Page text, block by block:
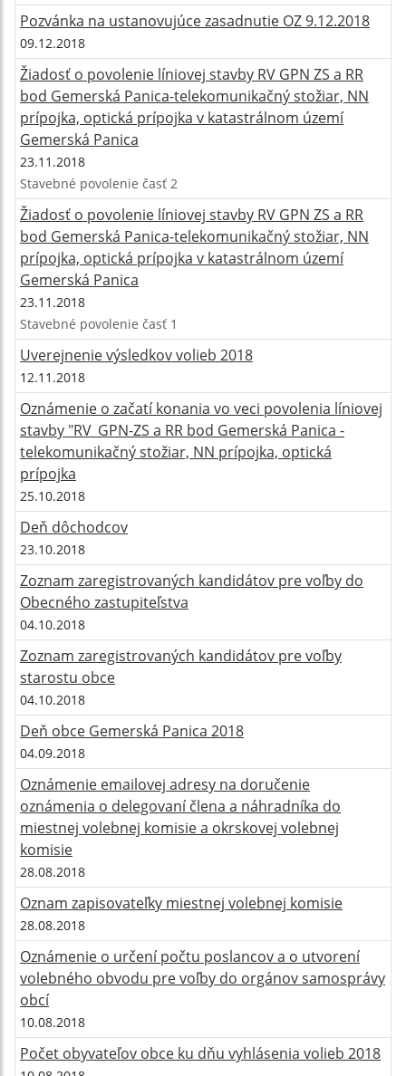
Pozvánka na ustanovujúce zasadnutie OZ 9.12.2018
09.12.2018
Žiadosť o povolenie líniovej stavby RV GPN ZS a RR
bod Gemerská Panica-telekomunikačný stožiar, NN
prípojka, optická prípojka v katastrálnom území
Gemerská Panica
23.11.2018
Stavebné povolenie časť 2
Žiadosť o povolenie líniovej stavby RV GPN ZS a RR
bod Gemerská Panica-telekomunikačný stožiar, NN
prípojka, optická prípojka v katastrálnom území
Gemerská Panica
23.11.2018
Stavebné povolenie časť 1
Uverejnenie výsledkov volieb 2018
12.11.2018
Oznámenie o začatí konania vo veci povolenia líniovej
stavby "RV_GPN-ZS a RR bod Gemerská Panica -
telekomunikačný stožiar, NN prípojka, optická
prípojka
25.10.2018
Deň dôchodcov
23.10.2018
Zoznam zaregistrovaných kandidátov pre voľby do
Obecného zastupiteľstva
04.10.2018
Zoznam zaregistrovaných kandidátov pre voľby
starostu obce
04.10.2018
Deň obce Gemerská Panica 2018
04.09.2018
Oznámenie emailovej adresy na doručenie
oznámenia o delegovaní člena a náhradníka do
miestnej volebnej komisie a okrskovej volebnej
komisie
28.08.2018
Oznam zapisovateľky miestnej volebnej komisie
28.08.2018
Oznámenie o určení počtu poslancov a o utvorení
volebného obvodu pre voľby do orgánov samosprávy
obcí
10.08.2018
Počet obyvateľov obce ku dňu vyhlásenia volieb 2018